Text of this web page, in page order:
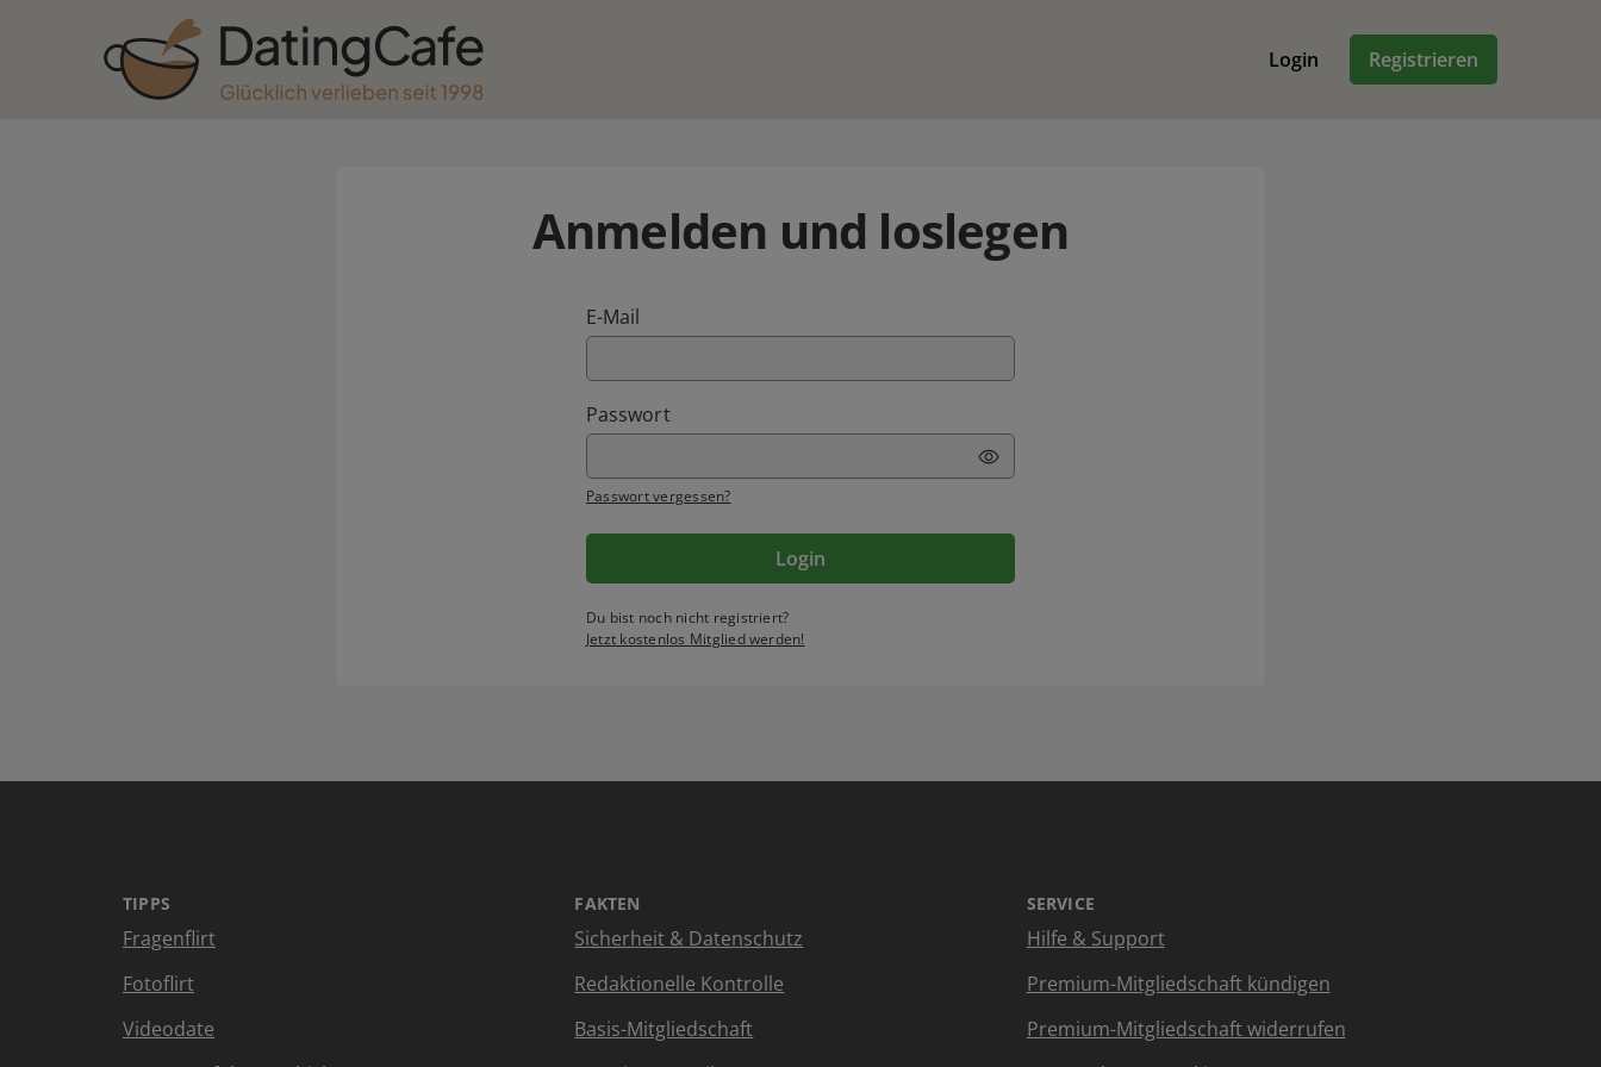
Login Registrieren
Anmelden und loslegen
E-Mail
Passwort
Passwort vergessen?
Login
Du bist noch nicht registriert?
Jetzt kostenlos Mitglied werden!
TIPPS
Fragenflirt
Fotoflirt
Videodate
FAKTEN
Sicherheit & Datenschutz
Redaktionelle Kontrolle
Basis-Mitgliedschaft
SERVICE
Hilfe & Support
Premium-Mitgliedschaft kündigen
Premium-Mitgliedschaft widerrufen